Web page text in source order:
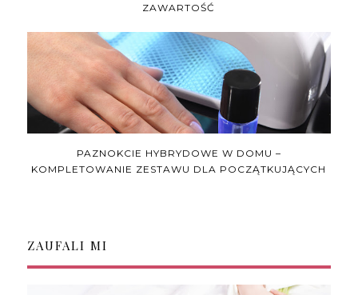
ZAWARTOŚĆ
PAZNOKCIE HYBRYDOWE W DOMU –
KOMPLETOWANIE ZESTAWU DLA POCZĄTKUJĄCYCH
ZAUFALI MI